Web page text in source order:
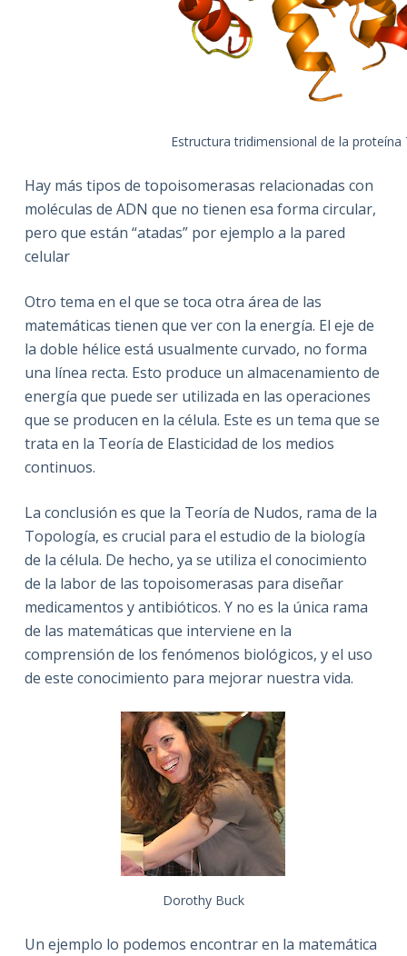
Estructura tridimensional de la proteína
Hay más tipos de topoisomerasas relacionadas con
moléculas de ADN que no tienen esa forma circular,
pero que están “atadas” por ejemplo a la pared
celular
Otro tema en el que se toca otra área de las
matemáticas tienen que ver con la energía. El eje de
la doble hélice está usualmente curvado, no forma
una línea recta. Esto produce un almacenamiento de
energía que puede ser utilizada en las operaciones
que se producen en la célula. Este es un tema que se
trata en la Teoría de Elasticidad de los medios
continuos.
La conclusión es que la Teoría de Nudos, rama de la
Topología, es crucial para el estudio de la biología
de la célula. De hecho, ya se utiliza el conocimiento
de la labor de las topoisomerasas para diseñar
medicamentos y antibióticos. Y no es la única rama
de las matemáticas que interviene en la
comprensión de los fenómenos biológicos, y el uso
de este conocimiento para mejorar nuestra vida.
Dorothy Buck
Un ejemplo lo podemos encontrar en la matemática